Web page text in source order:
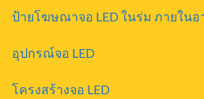
ป้ายโฆษณาจอ LED ในร่ม ภายในอ
อุปกรณ์จอ LED
โครงสร้างจอ LED